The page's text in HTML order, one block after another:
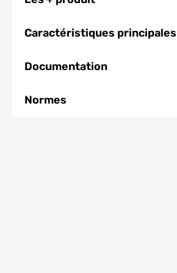
Caractéristiques principales
Documentation
Normes